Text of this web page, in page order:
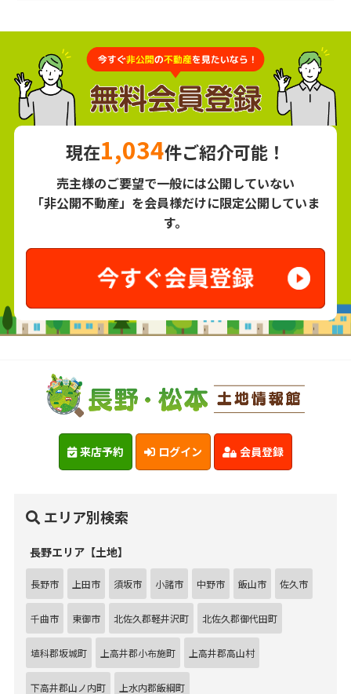
現在1,034件ご紹介可能！
売主様のご要望で一般には公開していない
「非公開不動産」を会員様だけに限定公開していま
す。
来店予約 ログイン 会員登録
エリア別検索
長野エリア【土地】
長野市 上田市 須坂市 小諸市 中野市 飯山市 佐久市
千曲市 東御市 北佐久郡軽井沢町 北佐久郡御代田町
埴科郡坂城町 上高井郡小布施町 上高井郡高山村
下高井郡山ノ内町 上水内郡飯綱町